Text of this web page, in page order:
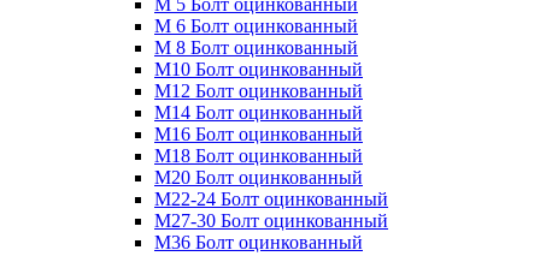
М 5 Болт оцинкованный
М 6 Болт оцинкованный
М 8 Болт оцинкованный
М10 Болт оцинкованный
М12 Болт оцинкованный
М14 Болт оцинкованный
М16 Болт оцинкованный
М18 Болт оцинкованный
М20 Болт оцинкованный
М22-24 Болт оцинкованный
М27-30 Болт оцинкованный
М36 Болт оцинкованный